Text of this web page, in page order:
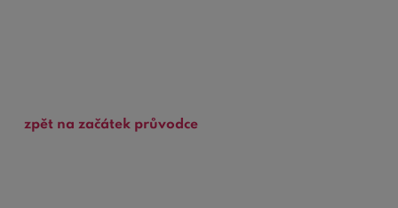
zpět na začátek průvodce